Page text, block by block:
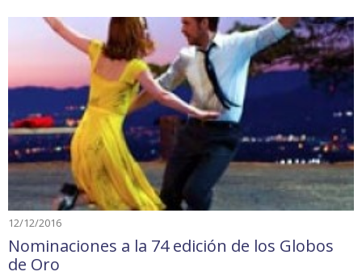
12/12/2016
Nominaciones a la 74 edición de los Globos
de Oro